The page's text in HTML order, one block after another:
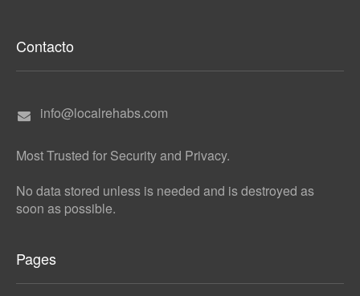
Contacto
info@localrehabs.com
Most Trusted for Security and Privacy.
No data stored unless is needed and is destroyed as
soon as possible.
Pages